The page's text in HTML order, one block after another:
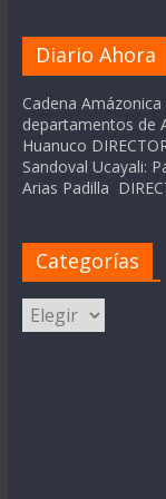
Diario Ahora
Cadena
departamentos de
Huanuco
Sandoval Ucayali:
Arias Padilla
Categorías
Categorías